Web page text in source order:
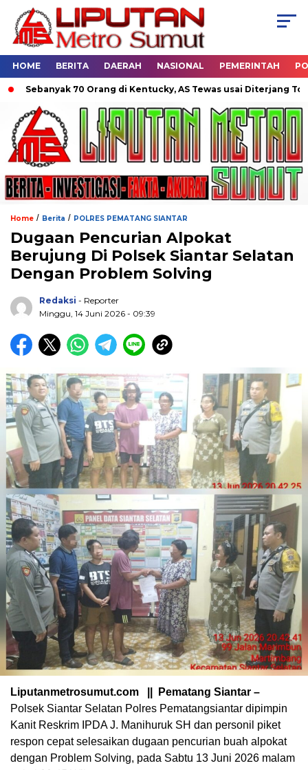
HOME BERITA DAERAH NASIONAL PEMERINTAH
70 Orang di Kentucky, AS Tewas usai Diterjang Tornado
Home / Berita / POLRES PEMATANG SIANTAR
Dugaan Pencurian Alpokat
Berujung Di Polsek Siantar Selatan
Dengan Problem Solving
Redaksi - Reporter
Minggu, 14 Juni 2026 - 09:39
Liputanmetrosumut.com || Pematang Siantar –
Polsek Siantar Selatan Polres Pematangsiantar dipimpin
Kanit Reskrim IPDA J. Manihuruk SH dan personil piket
respon cepat selesaikan dugaan pencurian buah alpokat
dengan Problem Solving, pada Sabtu 13 Juni 2026 malam